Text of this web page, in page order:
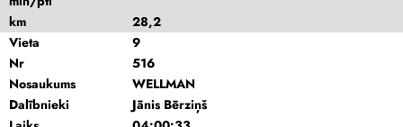
km
28,2
Vieta
9
Nr
516
Nosaukums
WELLMAN
Dalībnieki
Jānis Bērziņš